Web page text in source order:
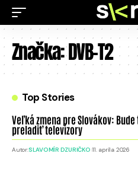
Značka:DVB-T2
Top Stories
Veľká zmena pre Slovákov:
preladiť televízory
Autor:SLAVOMÍR DZURIČKO 11. apríla 2026